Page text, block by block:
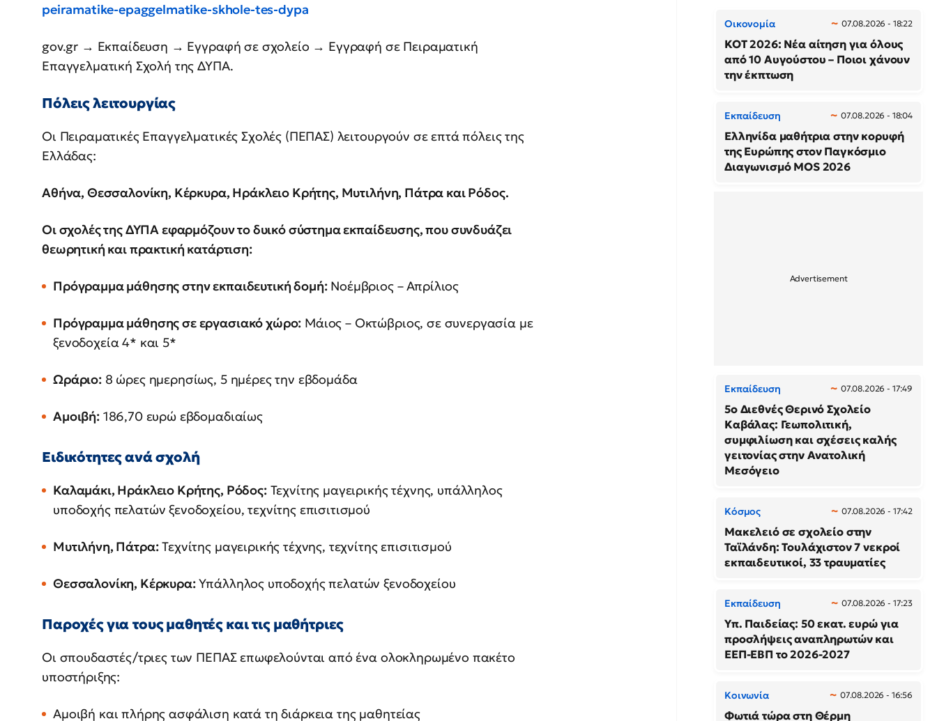
peiramatike-epaggelmatike-skhole-tes-dypa
gov.gr → Εκπαίδευση → Εγγραφή σε σχολείο → Εγγραφή σε Πειραματική
Επαγγελματική Σχολή της ΔΥΠΑ.
Πόλεις λειτουργίας
Οι Πειραματικές Επαγγελματικές Σχολές (ΠΕΠΑΣ) λειτουργούν σε επτά πόλεις της
Ελλάδας:
Αθήνα, Θεσσαλονίκη, Κέρκυρα, Ηράκλειο Κρήτης, Μυτιλήνη, Πάτρα και Ρόδος.
Οι σχολές της ΔΥΠΑ εφαρμόζουν το δυικό σύστημα εκπαίδευσης, που συνδυάζει
θεωρητική και πρακτική κατάρτιση:
Πρόγραμμα μάθησης στην εκπαιδευτική δομή:Νοέμβριος – Απρίλιος
Πρόγραμμα μάθησης σε εργασιακό χώρο: Μάιος – Οκτώβριος, σε συνεργασία με
ξενοδοχεία 4* και 5*
Ωράριο:8 ώρες ημερησίως, 5 ημέρες την εβδομάδα
Αμοιβή:186,70 ευρώ εβδομαδιαίως
Ειδικότητες ανά σχολή
Καλαμάκι, Ηράκλειο Κρήτης, Ρόδος:Τεχνίτης μαγειρικής τέχνης, υπάλληλος
υποδοχής πελατών ξενοδοχείου, τεχνίτης επισιτισμού
Μυτιλήνη, Πάτρα:Τεχνίτης μαγειρικής τέχνης, τεχνίτης επισιτισμού
Θεσσαλονίκη, Κέρκυρα:Υπάλληλος υποδοχής πελατών ξενοδοχείου
Παροχές για τους μαθητές και τις μαθήτριες
Οι σπουδαστές/τριες των ΠΕΠΑΣ επωφελούνται από ένα ολοκληρωμένο πακέτο
υποστήριξης:
Αμοιβή και πλήρης ασφάλιση κατά τη διάρκεια της μαθητείας
Οικονομία 07.08.2026 - 18:22
ΚΟΤ 2026: Νέα αίτηση για όλους
από 10 Αυγούστου – Ποιοι χάνουν
την έκπτωση
Εκπαίδευση 07.08.2026 - 18:04
Ελληνίδα μαθήτρια στην κορυφή
της Ευρώπης στον Παγκόσμιο
Διαγωνισμό MOS 2026
Εκπαίδευση 07.08.2026 - 17:49
5ο Διεθνές Θερινό Σχολείο
Καβάλας: Γεωπολιτική,
συμφιλίωση και σχέσεις καλής
γειτονίας στην Ανατολική
Μεσόγειο
Κόσμος 07.08.2026 - 17:42
Μακελειό σε σχολείο στην
Ταϊλάνδη: Τουλάχιστον 7 νεκροί
εκπαιδευτικοί, 33 τραυματίες
Εκπαίδευση 07.08.2026 - 17:23
Υπ. Παιδείας: 50 εκατ. ευρώ για
προσλήψεις αναπληρωτών και
ΕΕΠ-ΕΒΠ το 2026-2027
Κοινωνία 07.08.2026 - 16:56
Φωτιά τώρα στη Θέρμη